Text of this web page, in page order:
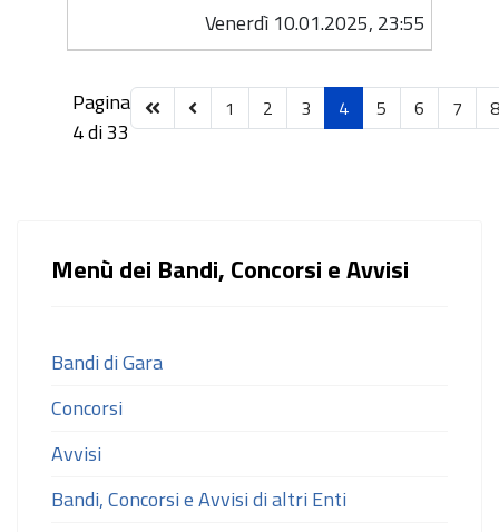
Venerdì 10.01.2025, 23:55
Pagina
4 di 33
1 2 3 4 5 6 7 8
Menù dei Bandi, Concorsi e Avvisi
Bandi di Gara
Concorsi
Avvisi
Bandi, Concorsi e Avvisi di altri Enti